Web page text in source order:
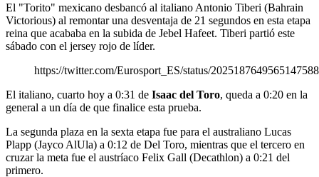
El "Torito" mexicano desbancó al italiano Antonio Tiberi (Bahrain
Victorious) al remontar una desventaja de 21 segundos en esta etapa
reina que acababa en la subida de Jebel Hafeet. Tiberi partió este
sábado con el jersey rojo de líder.
https://twitter.com/Eurosport_ES/status/2025187649565147588
El italiano, cuarto hoy a 0:31 de Isaac del Toro, queda a 0:20 en la
general a un día de que finalice esta prueba.
La segunda plaza en la sexta etapa fue para el australiano Lucas
Plapp (Jayco AlUla) a 0:12 de Del Toro, mientras que el tercero en
cruzar la meta fue el austríaco Felix Gall (Decathlon) a 0:21 del
primero.